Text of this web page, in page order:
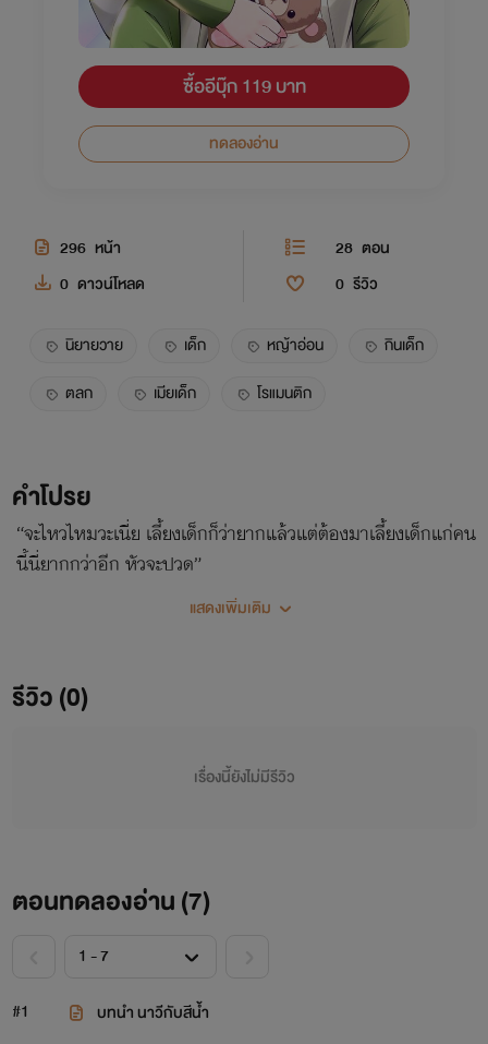
ซื้ออีบุ๊ก 119 บาท
ทดลองอ่าน
296 หน้า 28 ตอน
0 ดาวน์โหลด 0 รีวิว
นิยายวาย เด็ก หญ้าอ่อน
กินเด็ก
ตลก
เมียเด็ก โรแมนติก
คำโปรย
“จะไหวไหมวะเนี่ย เลี้ยงเด็กก็ว่ายากแล้วแต่ต้องมาเลี้ยงเด็กแก่คน
นี้นี่ยากกว่าอีก หัวจะปวด”
แสดงเพิ่มเติม
รีวิว (0)
เรื่องนี้ยังไม่มีรีวิว
ตอนทดลองอ่าน (7)
#1 บทนำ นาวีกับสีน้ำ